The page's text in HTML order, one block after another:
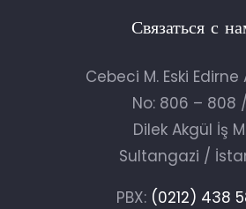
Связаться с
Cebeci M. Eski Edirne
No: 806 – 808
Dilek Akgül İş
Sultangazi /
PBX: (0212) 438